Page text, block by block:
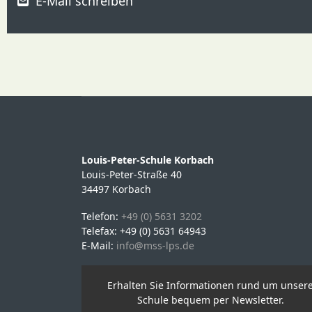
Louis-Peter-Schule Korbach
Louis-Peter-Straße 40
34497 Korbach
Telefon: +49 (0) 5631 3202
Telefax: +49 (0) 5631 64943
E-Mail: info@mss-lps.de
Erhalten Sie Informationen rund um
Schule bequem per Newsletter.